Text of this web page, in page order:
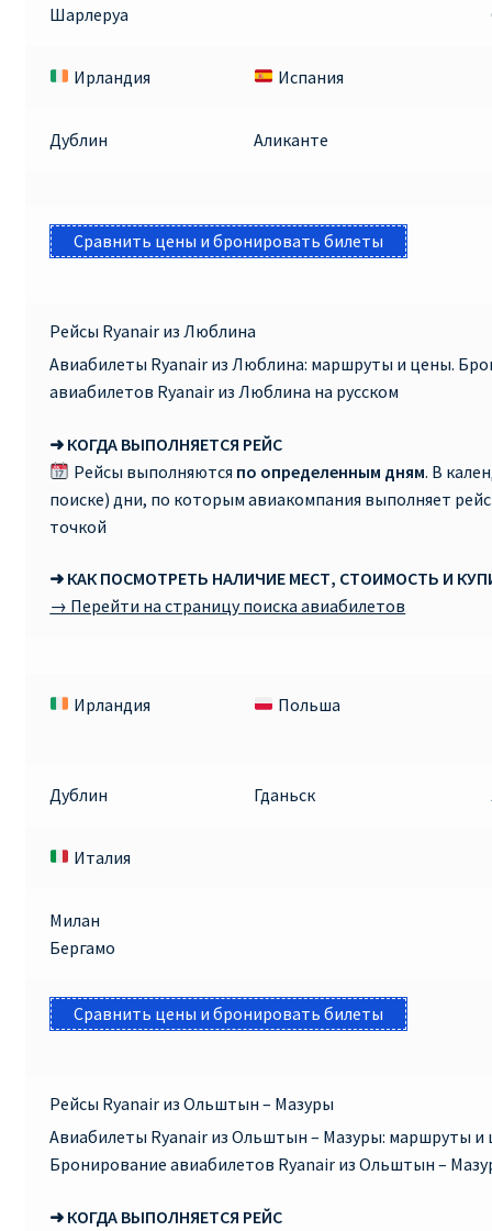
Шарлеруа
Ирландия Испания
Дублин Аликанте
Сравнить цены и бронировать билеты
Рейсы Ryanair из Люблина
Авиабилеты Ryanair из Люблина: маршруты и цены.
авиабилетов Ryanair из Люблина на русском
➜ КОГДА ВЫПОЛНЯЕТСЯ РЕЙС
Рейсы выполняются по определенным дням. В
поиске) дни, по которым авиакомпания выполняет
точкой
➜ КАК ПОСМОТРЕТЬ НАЛИЧИЕ МЕСТ, СТОИМОСТЬ И
→ Перейти на страницу поиска авиабилетов
Ирландия
Польша
Дублин Гданьск
Италия
Милан
Бергамо
Сравнить цены и бронировать билеты
Рейсы Ryanair из Ольштын – Мазуры
Авиабилеты Ryanair из Ольштын – Мазуры: маршруты и
Бронирование авиабилетов Ryanair из Ольштын –
➜ КОГДА ВЫПОЛНЯЕТСЯ РЕЙС